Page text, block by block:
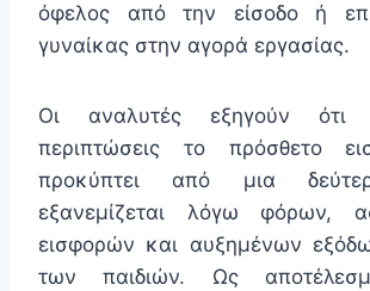
όφελος από την είσοδο ή
γυναίκας στην αγορά εργασίας.
Οι αναλυτές εξηγούν ότι
περιπτώσεις το πρόσθετο
προκύπτει από μια
εξανεμίζεται λόγω φόρων,
εισφορών και αυξημένων
των παιδιών. Ως